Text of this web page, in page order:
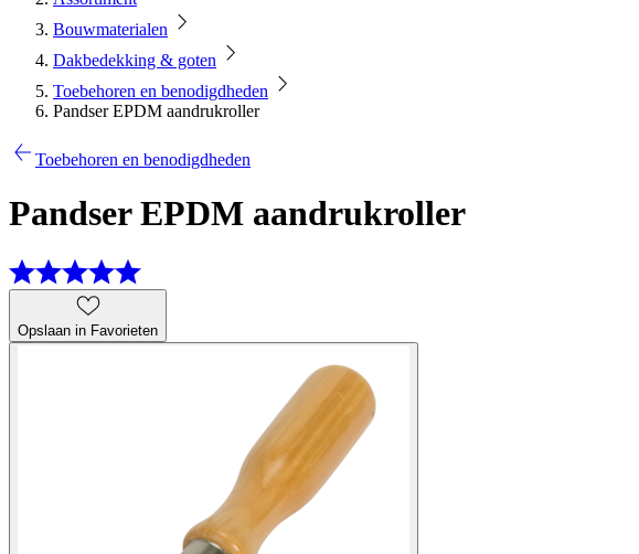
Bouwmaterialen
Dakbedekking & goten
Toebehoren en benodigdheden
Pandser EPDM aandrukroller
Toebehoren en benodigdheden
Pandser EPDM aandrukroller
Opslaan in Favorieten